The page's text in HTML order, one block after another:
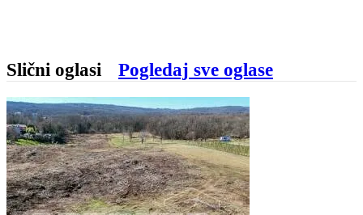
Slični oglasi Pogledaj sve oglase